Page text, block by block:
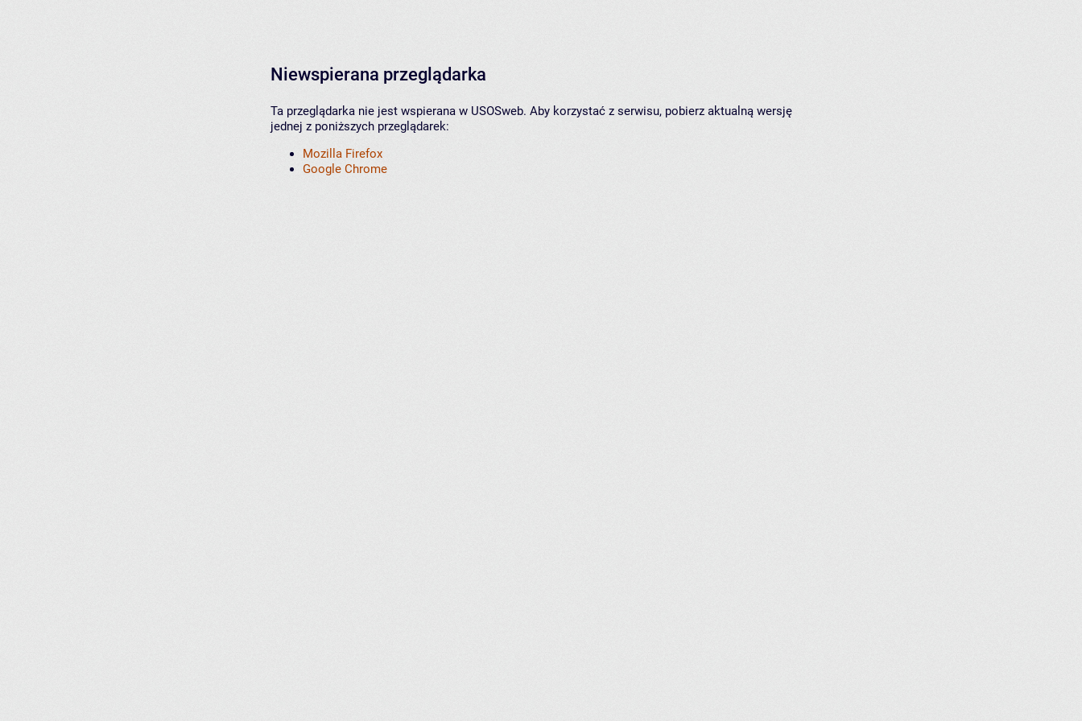
Niewspierana przeglądarka
Ta przeglądarka nie jest wspierana w USOSweb. Aby korzystać z serwisu, pobierz aktualną wersję
jednej z poniższych przeglądarek:
Mozilla Firefox
Google Chrome